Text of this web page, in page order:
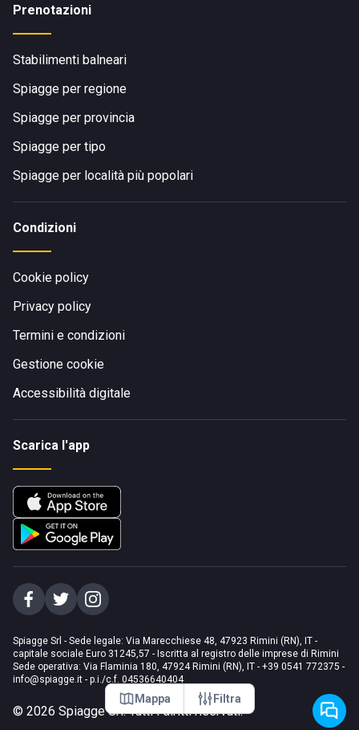
Mappa Filtra
Prenotazioni
Stabilimenti balneari
Spiagge per regione
Spiagge per provincia
Spiagge per tipo
Spiagge per località più popolari
Condizioni
Cookie policy
Privacy policy
Termini e condizioni
Gestione cookie
Accessibilità digitale
Scarica l'app
Spiagge Srl - Sede legale: Via Marecchiese 48, 47923 Rimini (RN), IT -
capitale sociale Euro 31245,57 - Iscritta al registro delle imprese di Rimini
Sede operativa: Via Flaminia 180, 47924 Rimini (RN), IT - +39 0541 772375 -
info@spiagge.it - p.i./c.f. 04536640404
© 2026 Spiagge Srl. Tutti i diritti riservati.